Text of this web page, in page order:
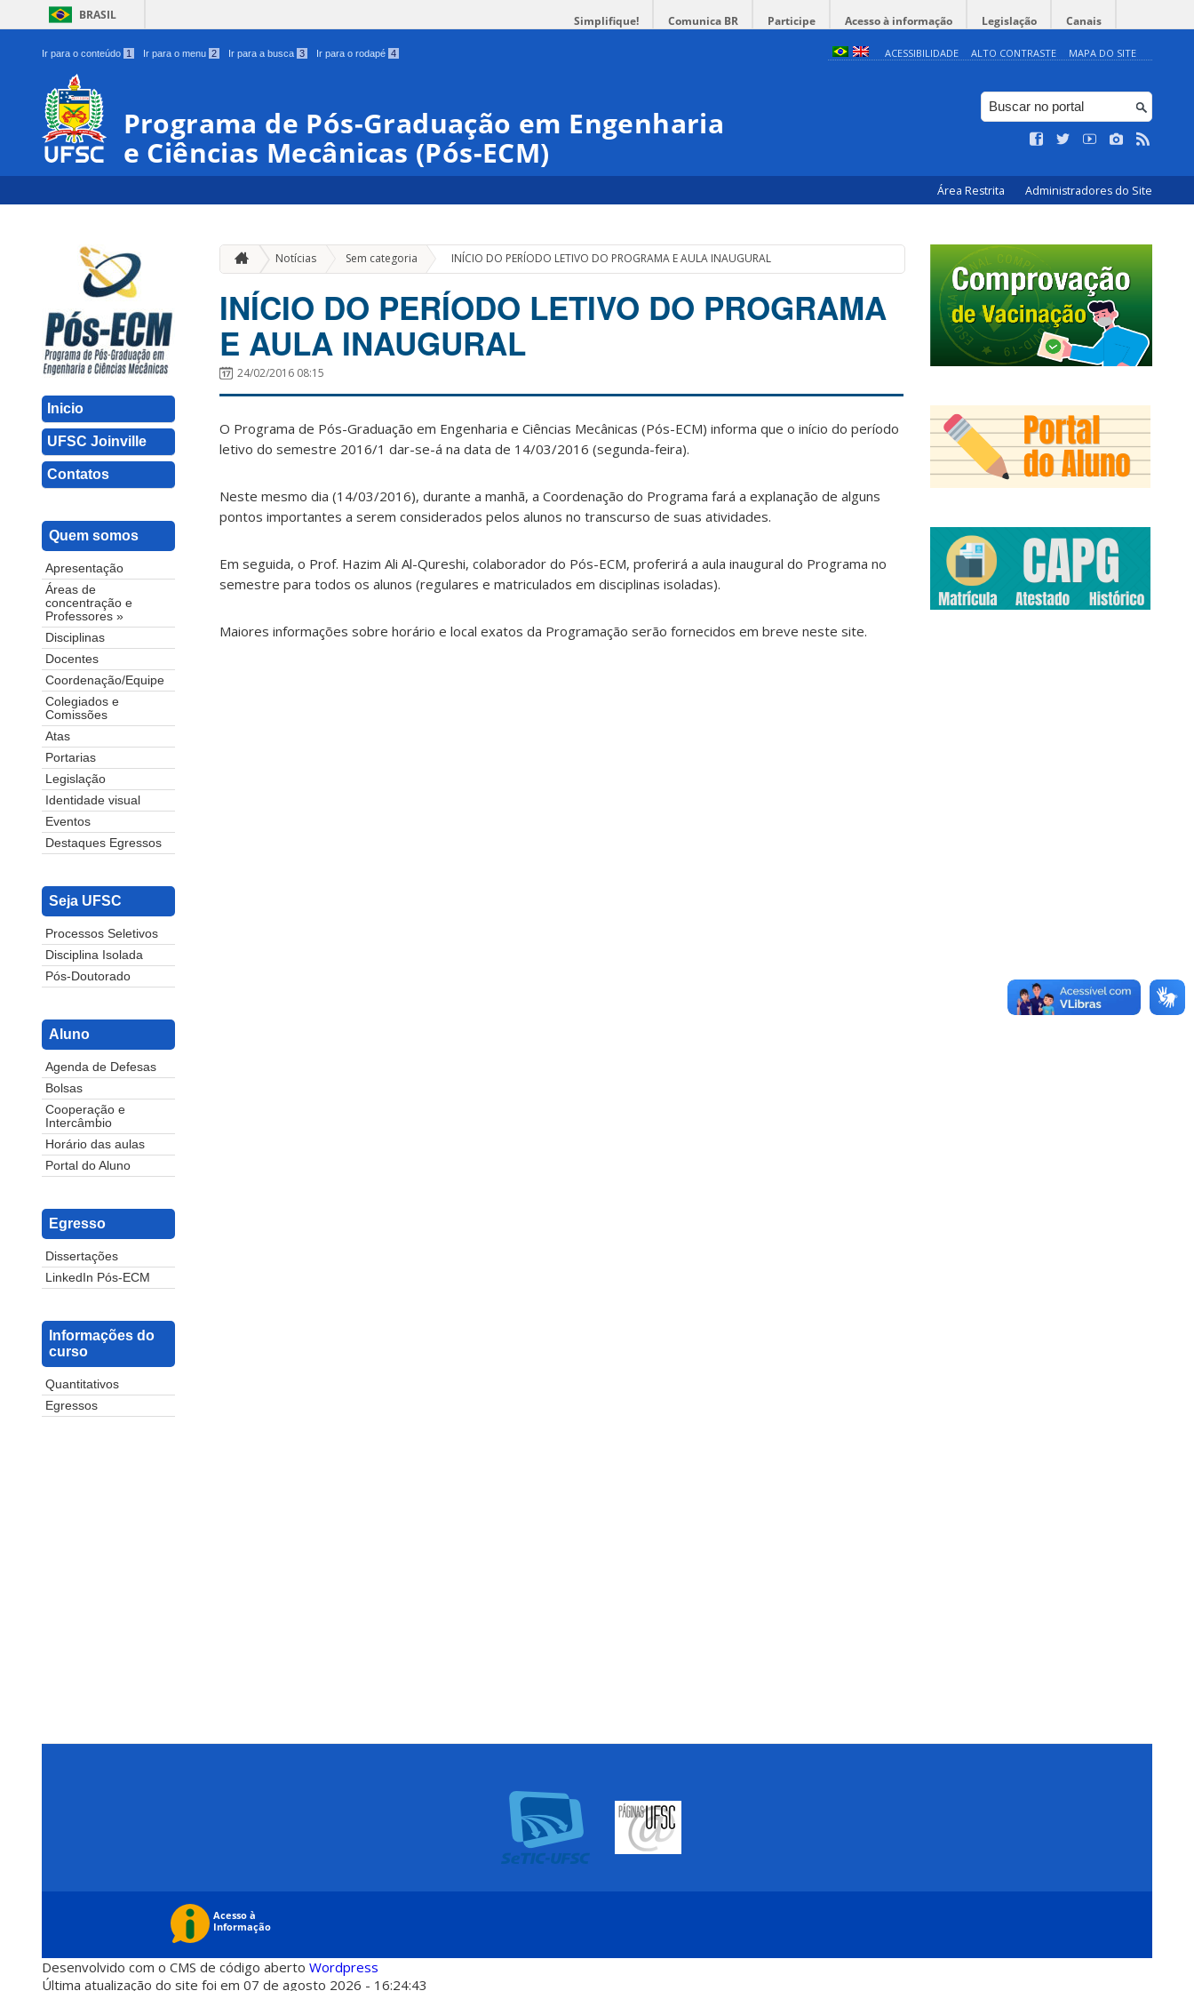
BRASIL Simplifique! Comunica BR Participe Acesso à informação Legislação Canais
Ir para o conteúdo 1 Ir para o menu 2 Ir para a busca 3 Ir para o rodapé 4 ACESSIBILIDADE ALTO CONTRASTE MAPA DO SITE
Programa de Pós-Graduação em Engenharia
e Ciências Mecânicas (Pós-ECM)
Área Restrita Administradores do Site
Inicio
UFSC Joinville
Contatos
Quem somos
Apresentação
Áreas de
concentração e
Professores »
Disciplinas
Docentes
Coordenação/Equipe
Colegiados e
Comissões
Atas
Portarias
Legislação
Identidade visual
Eventos
Destaques Egressos
Seja UFSC
Processos Seletivos
Disciplina Isolada
Pós-Doutorado
Aluno
Agenda de Defesas
Bolsas
Cooperação e
Intercâmbio
Horário das aulas
Portal do Aluno
Egresso
Dissertações
LinkedIn Pós-ECM
Informações do
curso
Quantitativos
Egressos
Notícias Sem categoria » INÍCIO DO PERÍODO LETIVO DO PROGRAMA E AULA INAUGURAL
INÍCIO DO PERÍODO LETIVO DO PROGRAMA
E AULA INAUGURAL
24/02/2016 08:15
O Programa de Pós-Graduação em Engenharia e Ciências Mecânicas (Pós-ECM) informa que o início do período
letivo do semestre 2016/1 dar-se-á na data de 14/03/2016 (segunda-feira).
Neste mesmo dia (14/03/2016), durante a manhã, a Coordenação do Programa fará a explanação de alguns
pontos importantes a serem considerados pelos alunos no transcurso de suas atividades.
Em seguida, o Prof. Hazim Ali Al-Qureshi, colaborador do Pós-ECM, proferirá a aula inaugural do Programa no
semestre para todos os alunos (regulares e matriculados em disciplinas isoladas).
Maiores informações sobre horário e local exatos da Programação serão fornecidos em breve neste site.
Desenvolvido com o CMS de código aberto Wordpress
Última atualização do site foi em 07 de agosto 2026 - 16:24:43